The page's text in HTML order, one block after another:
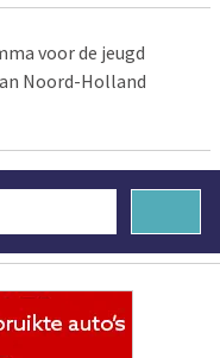
voor de jeugd
Noord-Holland